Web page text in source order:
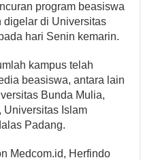
program beasiswa
digelar di Universitas
hari Senin kemarin.
kampus telah
beasiswa, antara lain
Bunda Mulia,
Universitas Islam
Padang.
Medcom.id, Herfindo